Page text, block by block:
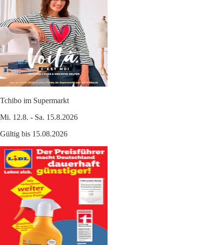
Tchibo im Supermarkt
Mi. 12.8. - Sa. 15.8.2026
Gültig bis 15.08.2026